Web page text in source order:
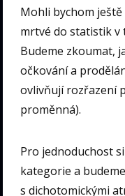
Mohli bychom
mrtvé do statistik v
Budeme zkoumat,
očkování a
ovlivňují rozřazení
proměnná).
Pro jednoduchost
kategorie a
s dichotomickými